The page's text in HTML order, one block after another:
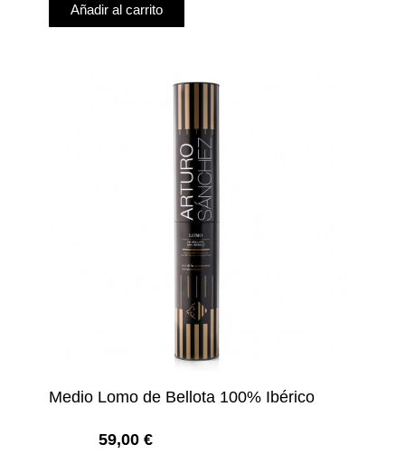
Añadir al carrito
Medio Lomo de Bellota 100% Ibérico
59,00 €